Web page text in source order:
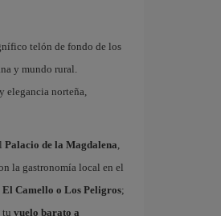
telón de fondo de los
y mundo rural.
elegancia norteña,
Palacio de la Magdalena
la gastronomía local en el
El Camello o Los Peligros;
tu vuelo barato a